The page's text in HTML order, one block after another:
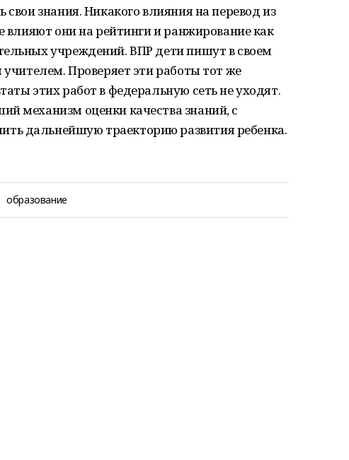
знания. Никакого влияния на перевод из
влияют они на рейтинги и ранжирование как
учреждений. ВПР дети пишут в своем
Проверяет эти работы тот же
этих работ в федеральную сеть не уходят.
механизм оценки качества знаний, с
дальнейшую траекторию развития ребенка.
образование